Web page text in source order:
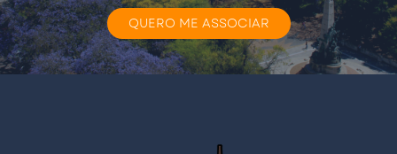
QUERO ME ASSOCIAR